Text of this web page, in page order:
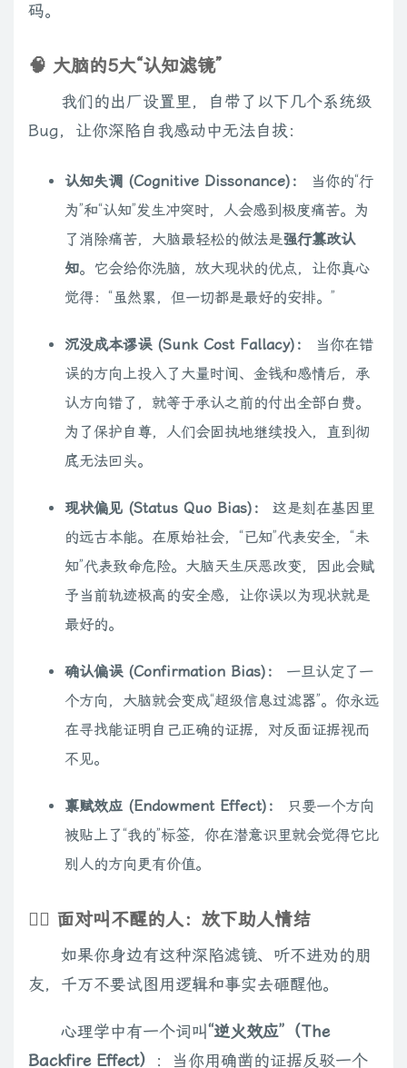
码。
🧠 大脑的5大“认知滤镜”
我们的出厂设置里，自带了以下几个系统级
Bug，让你深陷自我感动中无法自拔：
认知失调 (Cognitive Dissonance)：
当你的“行
为”和“认知”发生冲突时，人会感到极度痛苦。为
了消除痛苦，大脑最轻松的做法是强行篡改认
知。它会给你洗脑，放大现状的优点，让你真心
觉得：“虽然累，但一切都是最好的安排。”
沉没成本谬误 (Sunk Cost Fallacy)：
当你在错
误的方向上投入了大量时间、金钱和感情后，承
认方向错了，就等于承认之前的付出全部白费。
为了保护自尊，人们会固执地继续投入，直到彻
底无法回头。
现状偏见 (Status Quo Bias)：
这是刻在基因里
的远古本能。在原始社会，“已知”代表安全，“未
知”代表致命危险。大脑天生厌恶改变，因此会赋
予当前轨迹极高的安全感，让你误以为现状就是
最好的。
确认偏误 (Confirmation Bias)：
一旦认定了一
个方向，大脑就会变成“超级信息过滤器”。你永远
在寻找能证明自己正确的证据，对反面证据视而
不见。
禀赋效应 (Endowment Effect)：
只要一个方向
被贴上了“我的”标签，你在潜意识里就会觉得它比
别人的方向更有价值。
🙅‍♂️ 面对叫不醒的人：放下助人情结
如果你身边有这种深陷滤镜、听不进劝的朋
友，千万不要试图用逻辑和事实去砸醒他。
心理学中有一个词叫“逆火效应”（The
Backfire Effect）
：当你用确凿的证据反驳一个